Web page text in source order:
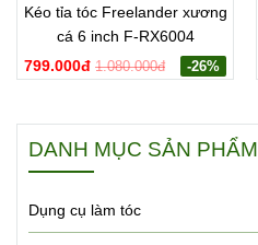
Kéo tỉa tóc Freelander xương
cá 6 inch F-RX6004
799.000đ 1.080.000đ -26%
DANH MỤC SẢN PHẨM
Dụng cụ làm tóc